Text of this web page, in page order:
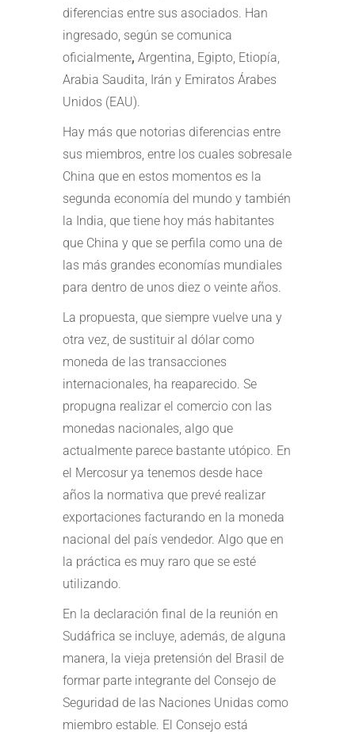
diferencias entre sus asociados. Han
ingresado, según se comunica
oficialmente, Argentina, Egipto, Etiopía,
Arabia Saudita, Irán y Emiratos Árabes
Unidos (EAU).
Hay más que notorias diferencias entre
sus miembros, entre los cuales sobresale
China que en estos momentos es la
segunda economía del mundo y también
la India, que tiene hoy más habitantes
que China y que se perfila como una de
las más grandes economías mundiales
para dentro de unos diez o veinte años.
La propuesta, que siempre vuelve una y
otra vez, de sustituir al dólar como
moneda de las transacciones
internacionales, ha reaparecido. Se
propugna realizar el comercio con las
monedas nacionales, algo que
actualmente parece bastante utópico. En
el Mercosur ya tenemos desde hace
años la normativa que prevé realizar
exportaciones facturando en la moneda
nacional del país vendedor. Algo que en
la práctica es muy raro que se esté
utilizando.
En la declaración final de la reunión en
Sudáfrica se incluye, además, de alguna
manera, la vieja pretensión del Brasil de
formar parte integrante del Consejo de
Seguridad de las Naciones Unidas como
miembro estable. El Consejo está